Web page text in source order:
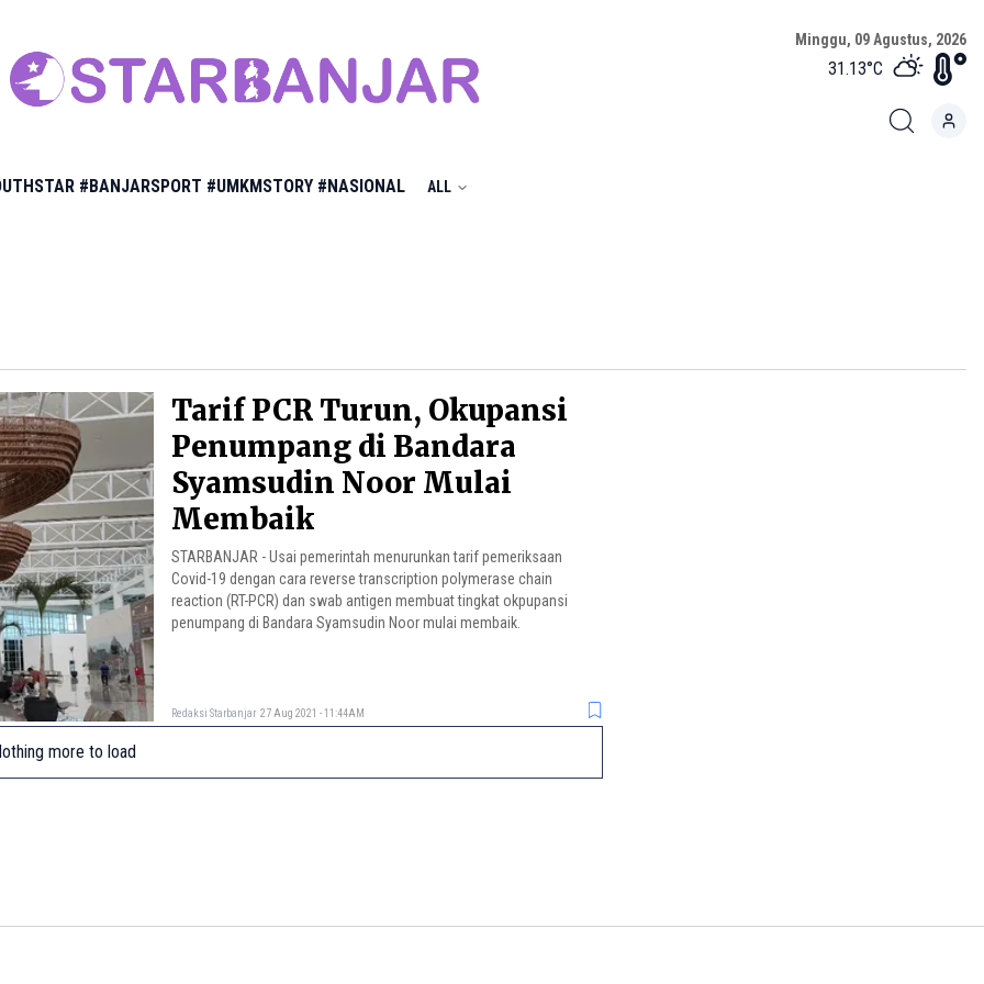
Minggu, 09 Agustus, 2026
31.13°C
#BANJARSPORT #UMKMSTORY #NASIONAL ALL
Tarif PCR Turun, Okupansi
Penumpang di Bandara
Syamsudin Noor Mulai
Membaik
STARBANJAR - Usai pemerintah menurunkan tarif pemeriksaan
Covid-19 dengan cara reverse transcription polymerase chain
reaction (RT-PCR) dan swab antigen membuat tingkat okpupansi
penumpang di Bandara Syamsudin Noor mulai membaik.
Redaksi Starbanjar 27 Aug 2021 - 11:44AM
more to load